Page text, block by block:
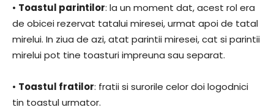
• Toastul parintilor: la un moment dat, acest rol era
de obicei rezervat tatalui miresei, urmat apoi de tatal
mirelui. In ziua de azi, atat parintii miresei, cat si parintii
mirelui pot tine toasturi impreuna sau separat.
• Toastul fratilor: fratii si surorile celor doi logodnici
tin toastul urmator.